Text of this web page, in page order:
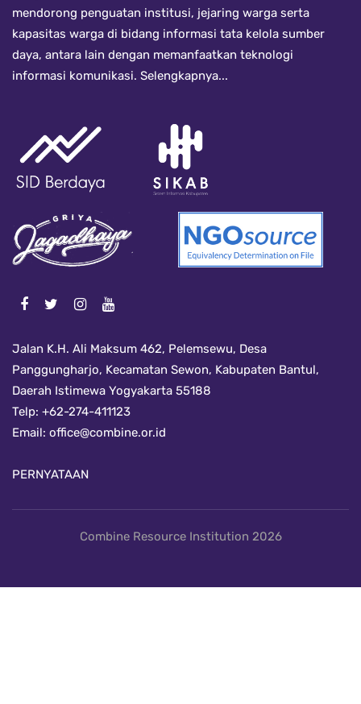
mendorong penguatan institusi, jejaring warga serta
kapasitas warga di bidang informasi tata kelola sumber
daya, antara lain dengan memanfaatkan teknologi
informasi komunikasi. Selengkapnya...
Jalan K.H. Ali Maksum 462, Pelemsewu, Desa
Panggungharjo, Kecamatan Sewon, Kabupaten Bantul,
Daerah Istimewa Yogyakarta 55188
Telp: +62-274-411123
Email: office@combine.or.id
PERNYATAAN
Combine Resource Institution 2026